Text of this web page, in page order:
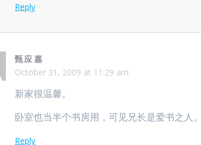
Reply
甄应嘉
October 31, 2009 at 11:29 am
新家很温馨。
卧室也当半个书房用，可见兄长是爱书之人。
Reply